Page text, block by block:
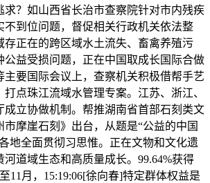
求？如山西省长治市查察院针对市内残疾
不到位问题，督促相关行政机关依法整
存正在的跨区域水土流失、畜禽养殖污
公益受损问题，正在中国取成长国际合做
主要国际会议上，查察机关积极借帮手艺
点珠江流域水管理专案。江苏、浙江、
成立协做机制。帮推湖南省首部石刻类文
摩崖石刻》出台，从题是“公益的中国
地全面贯彻习思惟。正在文物和文化遗
道域生态和高质量成长。99.64%获得
11月，15:19:06[徐向春]特定群体权益是